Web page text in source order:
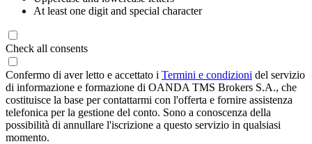
At least one digit and special character
Check all consents
Confermo di aver letto e accettato i Termini e condizioni del servizio
di informazione e formazione di OANDA TMS Brokers S.A., che
costituisce la base per contattarmi con l'offerta e fornire assistenza
telefonica per la gestione del conto. Sono a conoscenza della
possibilità di annullare l'iscrizione a questo servizio in qualsiasi
momento.